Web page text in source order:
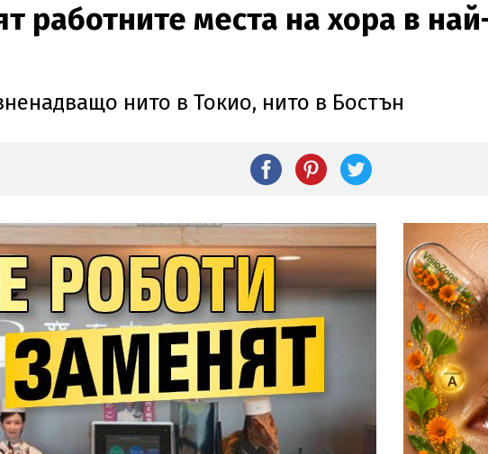
работните места на хора в
нито в Токио, нито в Бостън